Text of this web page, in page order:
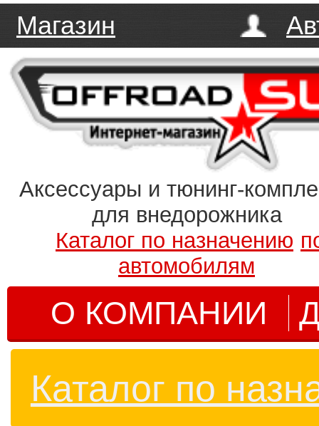
Магазин
Аксессуары и тюнинг-
для внедорожника
Каталог по назначению
автомобилям
О КОМПАНИИ
Каталог по